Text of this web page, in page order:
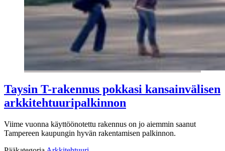
Taysin T-rakennus pokkasi kansainvälisen
arkkitehtuuripalkinnon
Viime vuonna käyttöönotettu rakennus on jo aiemmin saanut
Tampereen kaupungin hyvän rakentamisen palkinnon.